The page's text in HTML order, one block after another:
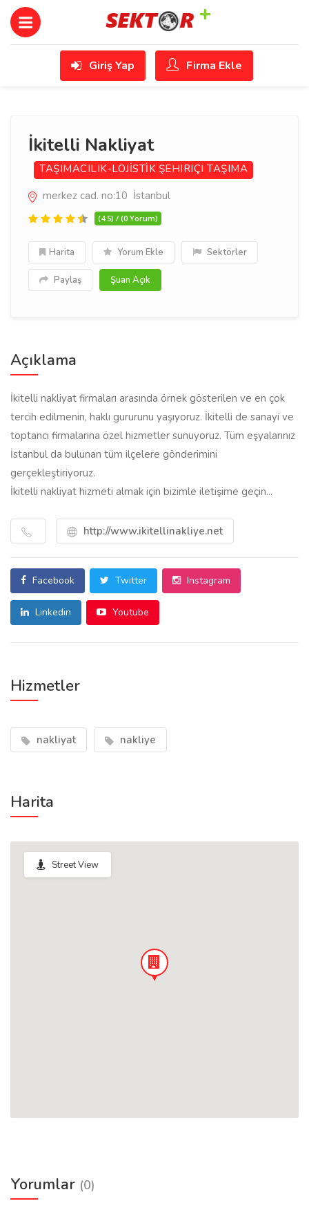
Giriş Yap Firma Ekle
İkitelli Nakliyat
TAŞIMACILIK-LOJİSTİK ŞEHIRIÇI TAŞIMA
merkez cad. no:10 İstanbul
(4.5) / (0 Yorum)
Harita Yorum Ekle Sektörler
Paylaş Şuan Açık
Açıklama
İkitelli nakliyat firmaları arasında örnek gösterilen ve en çok
tercih edilmenin, haklı gururunu yaşıyoruz. İkitelli de sanayi ve
toptancı firmalarına özel hizmetler sunuyoruz. Tüm eşyalarınız
İstanbul da bulunan tüm ilçelere gönderimini
gerçekleştiriyoruz.
İkitelli nakliyat hizmeti almak için bizimle iletişime geçin...
http://www.ikitellinakliye.net
Facebook Twitter Instagram
Linkedin Youtube
Hizmetler
nakliyat nakliye
Harita
Street View
Yorumlar (0)